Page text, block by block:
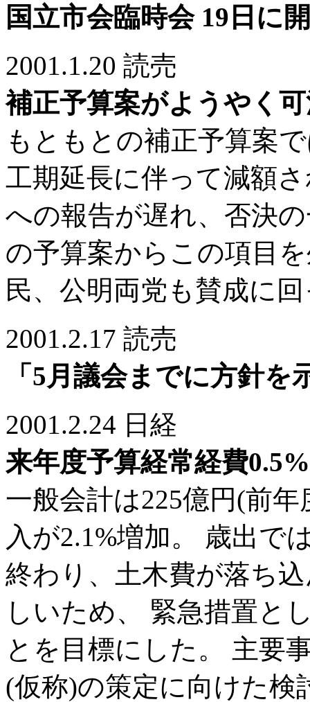
国立市会臨時会 19日に
2001.1.20 読売
補正予算案がようやく
もともとの補正予算案
工期延長に伴って減額
への報告が遅れ、否決
の予算案からこの項目
民、公明両党も賛成に
2001.2.17 読売
「5月議会までに方針
2001.2.24 日経
来年度予算経常経費
一般会計は225億円(前
入が2.1%増加。 歳出で
終わり、土木費が落ち
しいため、 緊急措置と
とを目標にした。 主要
(仮称)の策定に向けた検